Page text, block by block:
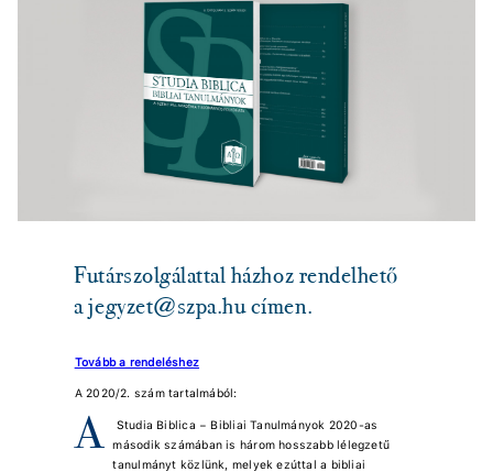
Futárszolgálattal házhoz rendelhető
a jegyzet@szpa.hu címen.
Tovább a rendeléshez
A 2020/2. szám tartalmából:
A
Studia Biblica − Bibliai Tanulmányok 2020-as
második számában is három hosszabb lélegzetű
tanulmányt közlünk, melyek ezúttal a bibliai